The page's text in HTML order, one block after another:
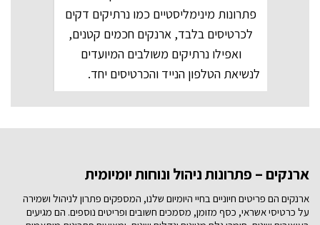
פתרונות מינימליסטיים כמו נרתיקים דקים
לכרטיסים בלבד, ארנקים חכמים קטנים,
ואפילו נרתיקים משולבים המיועדים
לנשיאת הטלפון הנייד והכרטיסים יחד.
ארנקים – פתרונות ניהול ונוחות יומיומית
ארנקים הם פריטים חיוניים בחיי היומיום שלנו, המספקים פתרון לניהול ושמירה
על כרטיסי אשראי, כסף מזומן, מסמכים חשובים ופריטים נוספים. הם מגיעים